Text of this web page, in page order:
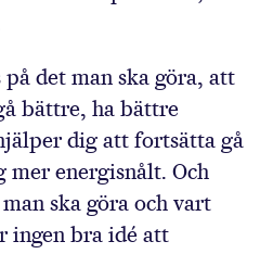
det man ska göra, att
bättre, ha bättre
dig att fortsätta gå
energisnålt. Och
ska göra och vart
ingen bra idé att